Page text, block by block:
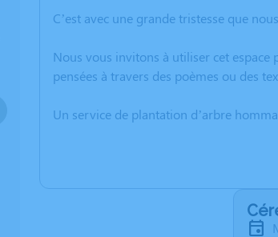
C’est avec une grande tristesse que
Nous vous invitons à utiliser cet
pensées à travers des poèmes ou des
Un service de plantation d’arbre